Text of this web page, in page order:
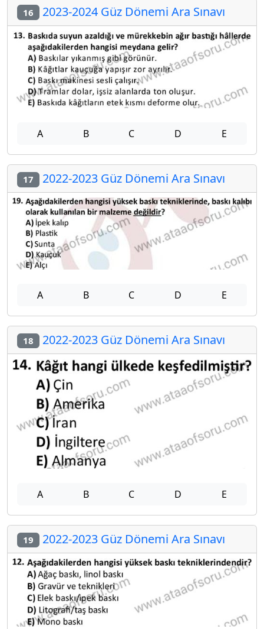
16 2023-2024 Güz Dönemi Ara Sınavı
A B C D E
17 2022-2023 Güz Dönemi Ara Sınavı
A B C D E
18 2022-2023 Güz Dönemi Ara Sınavı
A B C D E
19 2022-2023 Güz Dönemi Ara Sınavı